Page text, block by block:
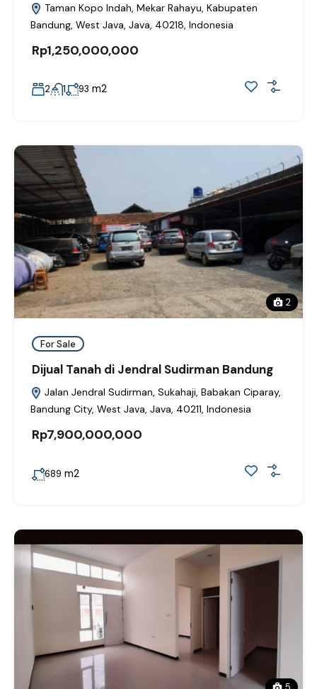
Taman Kopo Indah, Mekar Rahayu, Kabupaten
Bandung, West Java, Java, 40218, Indonesia
Rp1,250,000,000
2 1 93 m2
2
For Sale
Dijual Tanah di Jendral Sudirman Bandung
Jalan Jendral Sudirman, Sukahaji, Babakan Ciparay,
Bandung City, West Java, Java, 40211, Indonesia
Rp7,900,000,000
689 m2